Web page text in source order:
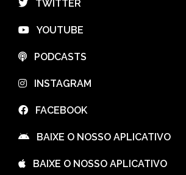
⠀TWITTER
⠀YOUTUBE
⠀PODCASTS
⠀INSTAGRAM
⠀FACEBOOK
⠀BAIXE O NOSSO APLICATIVO
⠀BAIXE O NOSSO APLICATIVO